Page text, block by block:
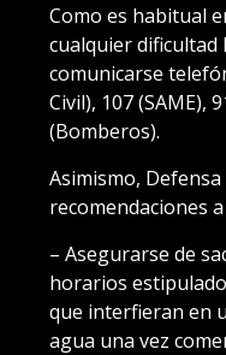
Como es habitual
cualquier dificultad
comunicarse
Civil), 107 (SAME),
(Bomberos).
Asimismo,
recomendaciones
– Asegurarse de
horarios
que interfieran en
agua una vez